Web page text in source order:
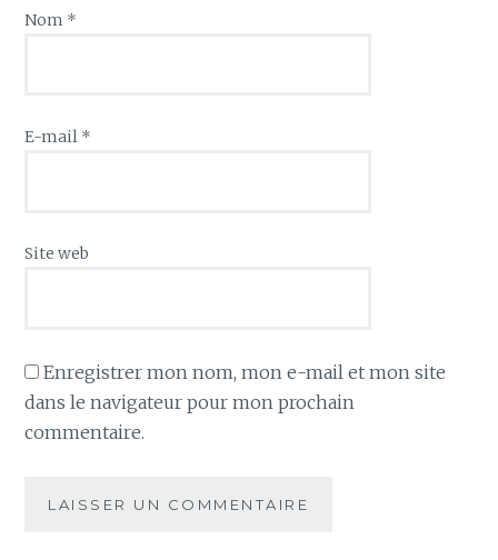
Nom *
E-mail *
Site web
Enregistrer mon nom, mon e-mail et mon site
dans le navigateur pour mon prochain
commentaire.